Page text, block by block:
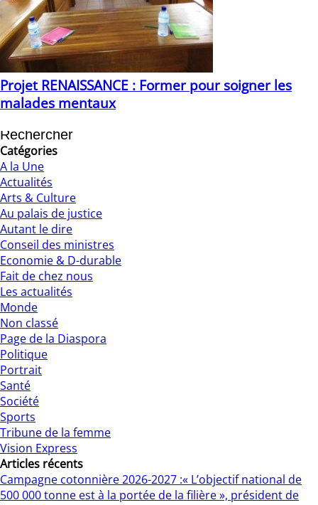
Projet RENAISSANCE : Former pour soigner les
malades mentaux
Catégories
A la Une
Actualités
Arts & Culture
Au palais de justice
Autant le dire
Conseil des ministres
Economie & D-durable
Fait de chez nous
Les actualités
Monde
Non classé
Page de la Diaspora
Politique
Portrait
Santé
Société
Sports
Tribune de la femme
Vision Express
Articles récents
Campagne cotonnière 2026-2027 :« L’objectif national de
500 000 tonne est à la portée de la filière », président de